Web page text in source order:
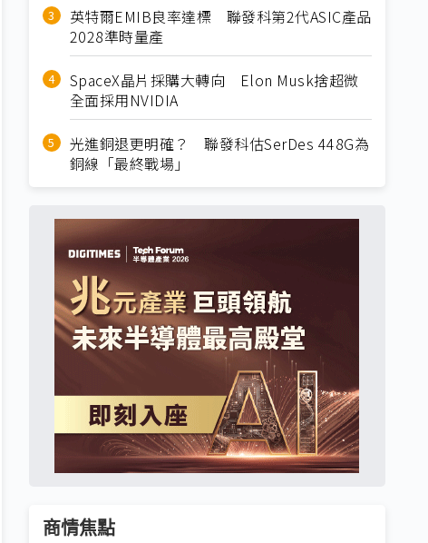
英特爾EMIB良率達標 聯發科第2代ASIC產品
2028準時量產
SpaceX晶片採購大轉向 Elon Musk捨超微
全面採用NVIDIA
光進銅退更明確？ 聯發科估SerDes 448G為
銅線「最終戰場」
商情焦點